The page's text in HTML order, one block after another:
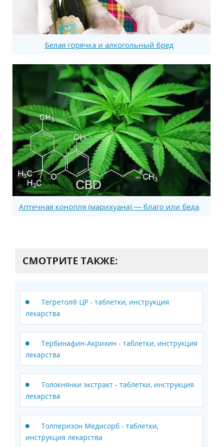
Белая горячка и алкогольный бред
Аптечная конопля (марихуана) — благо или беда
СМОТРИТЕ ТАКЖЕ:
Тегретол® ЦР - таблетки, инструкция
лекарства
Тербинафин-Акрихин - таблетки, инструкция
лекарства
Толокнянки экстракт - таблетки, инструкция
лекарства
Толперизон Медисорб - таблетки,
инструкция лекарства